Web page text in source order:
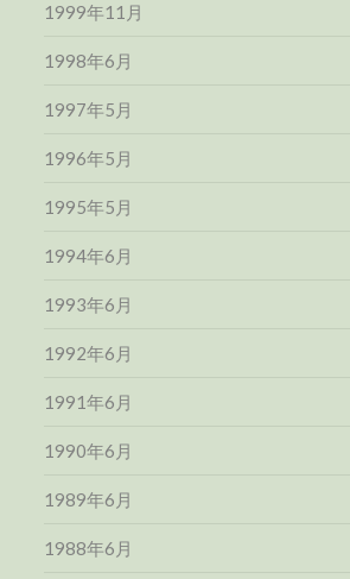
1999年11月
1998年6月
1997年5月
1996年5月
1995年5月
1994年6月
1993年6月
1992年6月
1991年6月
1990年6月
1989年6月
1988年6月